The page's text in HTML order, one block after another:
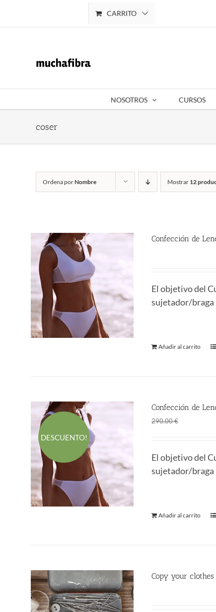
CARRITO
NOSOTROS CURSOS
coser
Ordena porNombre Mostrar 12
Confección de
El objetivo del
sujetador/braga
Añadir al carrito
DESCUENTO!
Confección de
290.00€
era:
290.00 €.
El objetivo del
sujetador/braga
Añadir al carrito
Copy your